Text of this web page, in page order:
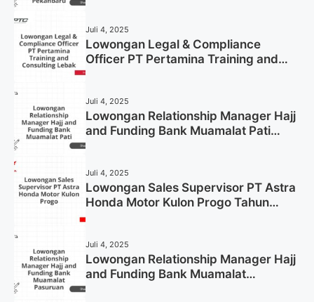
Juli 4, 2025
Lowongan Legal & Compliance
Officer PT Pertamina Training and
Juli 4, 2025
Lowongan Relationship Manager Hajj
and Funding Bank Muamalat Pati
Juli 4, 2025
Lowongan Sales Supervisor PT Astra
Honda Motor Kulon Progo Tahun
Juli 4, 2025
Lowongan Relationship Manager Hajj
and Funding Bank Muamalat